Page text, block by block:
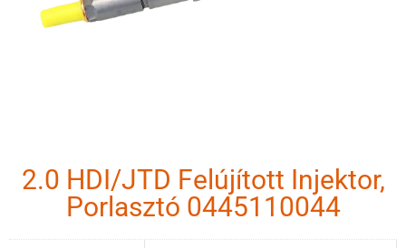
2.0 HDI/JTD Felújított Injektor,
Porlasztó 0445110044